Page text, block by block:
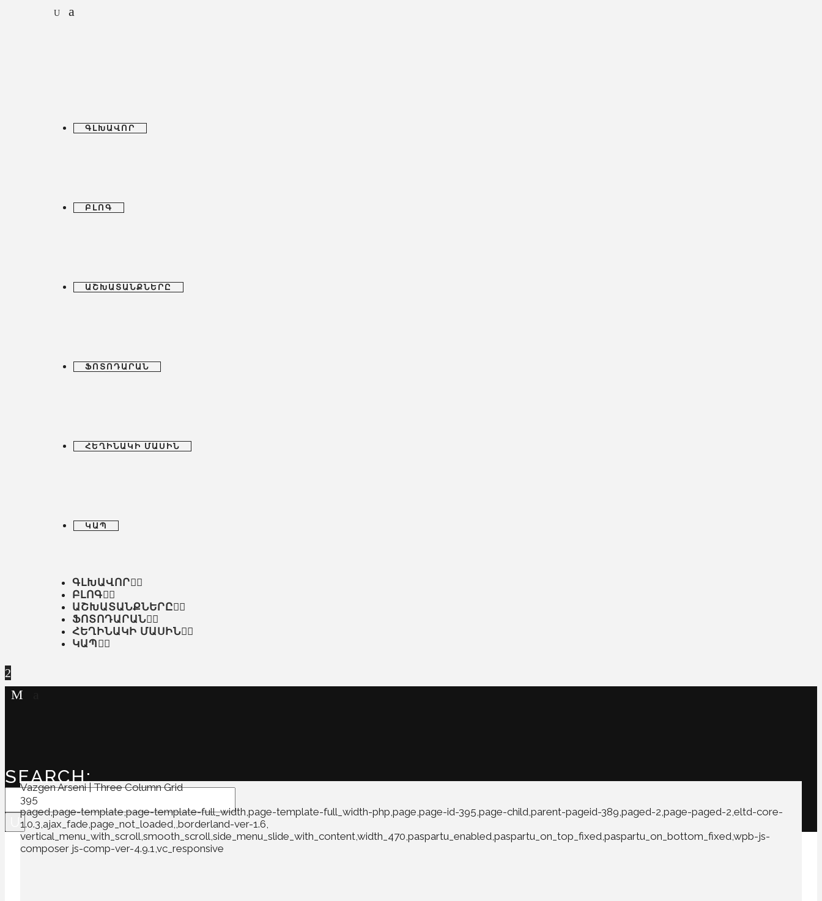
ԳԼԽԱՎՈՐ
ԲԼՈԳ
ԱՇԽԱՏԱՆՔՆԵՐԸ
ՖՈՏՈԴԱՐԱՆ
ՀԵՂԻՆԱԿԻ ՄԱՍԻՆ
ԿԱՊ
ԳԼԽԱՎՈՐ
ԲԼՈԳ
ԱՇԽԱՏԱՆՔՆԵՐԸ
ՖՈՏՈԴԱՐԱՆ
ՀԵՂԻՆԱԿԻ ՄԱՍԻՆ
ԿԱՊ
SEARCH:
Vazgen Arseni | Three Column Grid
395
paged,page-template,page-template-full_width,page-template-full_width-php,page,page-id-395,page-child,parent-pageid-389,paged-2,page-paged-2,eltd-core-
1.0.3,ajax_fade,page_not_loaded,,borderland-ver-1.6,
vertical_menu_with_scroll,smooth_scroll,side_menu_slide_with_content,width_470,paspartu_enabled,paspartu_on_top_fixed,paspartu_on_bottom_fixed,wpb-js-
composer js-comp-ver-4.9.1,vc_responsive